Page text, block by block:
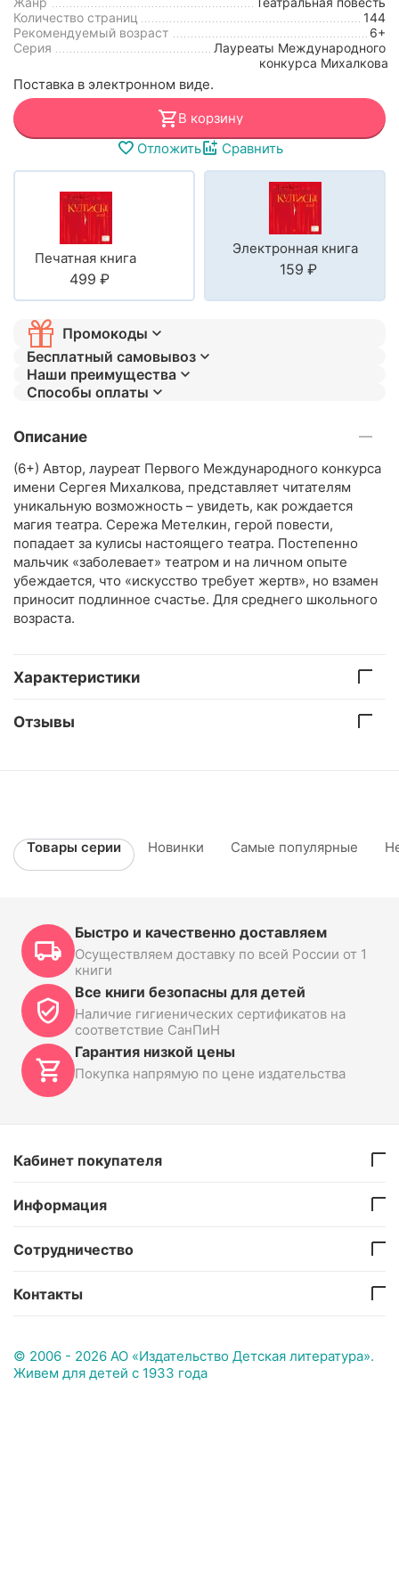
Количество страниц
144
Рекомендуемый возраст
6+
Серия
Лауреаты Международного
конкурса Михалкова
Поставка в электронном виде.
В корзину
Отложить
Сравнить
Печатная книга
‍499‍ ₽
Электронная книга
‍159‍ ₽
Промокоды
Бесплатный самовывоз
Наши преимущества
Способы оплаты
Описание
(6+) Автор, лауреат Первого Международного конкурса
имени Сергея Михалкова, представляет читателям
уникальную возможность – увидеть, как рождается
магия театра. Сережа Метелкин, герой повести,
попадает за кулисы настоящего театра. Постепенно
мальчик «заболевает» театром и на личном опыте
убеждается, что «искусство требует жертв», но взамен
приносит подлинное счастье. Для среднего школьного
возраста.
Характеристики
Отзывы
Товары серии Новинки Самые популярные
Быстро и качественно доставляем
Осуществляем доставку по всей России от 1
книги
Все книги безопасны для детей
Наличие гигиенических сертификатов на
соответствие СанПиН
Гарантия низкой цены
Покупка напрямую по цене издательства
Кабинет покупателя
Информация
Сотрудничество
Контакты
© 2006 - 2026 АО «Издательство Детская литература».
Живем для детей с 1933 года